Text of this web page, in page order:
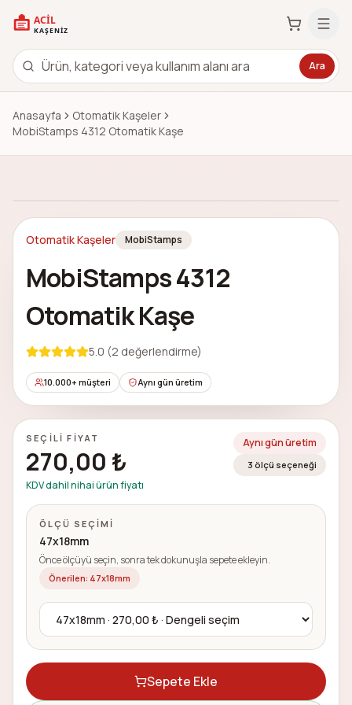
Ara
Anasayfa
Otomatik Kaşeler
MobiStamps 4312 Otomatik Kaşe
Otomatik Kaşeler MobiStamps
MobiStamps 4312
Otomatik Kaşe
5.0 (2 değerlendirme)
10.000+ müşteri Aynı gün üretim
SEÇILI FIYAT
270,00 ₺
KDV dahil nihai ürün fiyatı
Aynı gün üretim
3 ölçü seçeneği
ÖLÇÜ SEÇIMI
47x18mm
Önce ölçüyü seçin, sonra tek dokunuşla sepete ekleyin.
Önerilen: 47x18mm
Kaşe ölçüsünü seçin
Sepete Ekle